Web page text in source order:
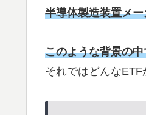
半導体製造装置メ
このような背景の
それではどんなETF